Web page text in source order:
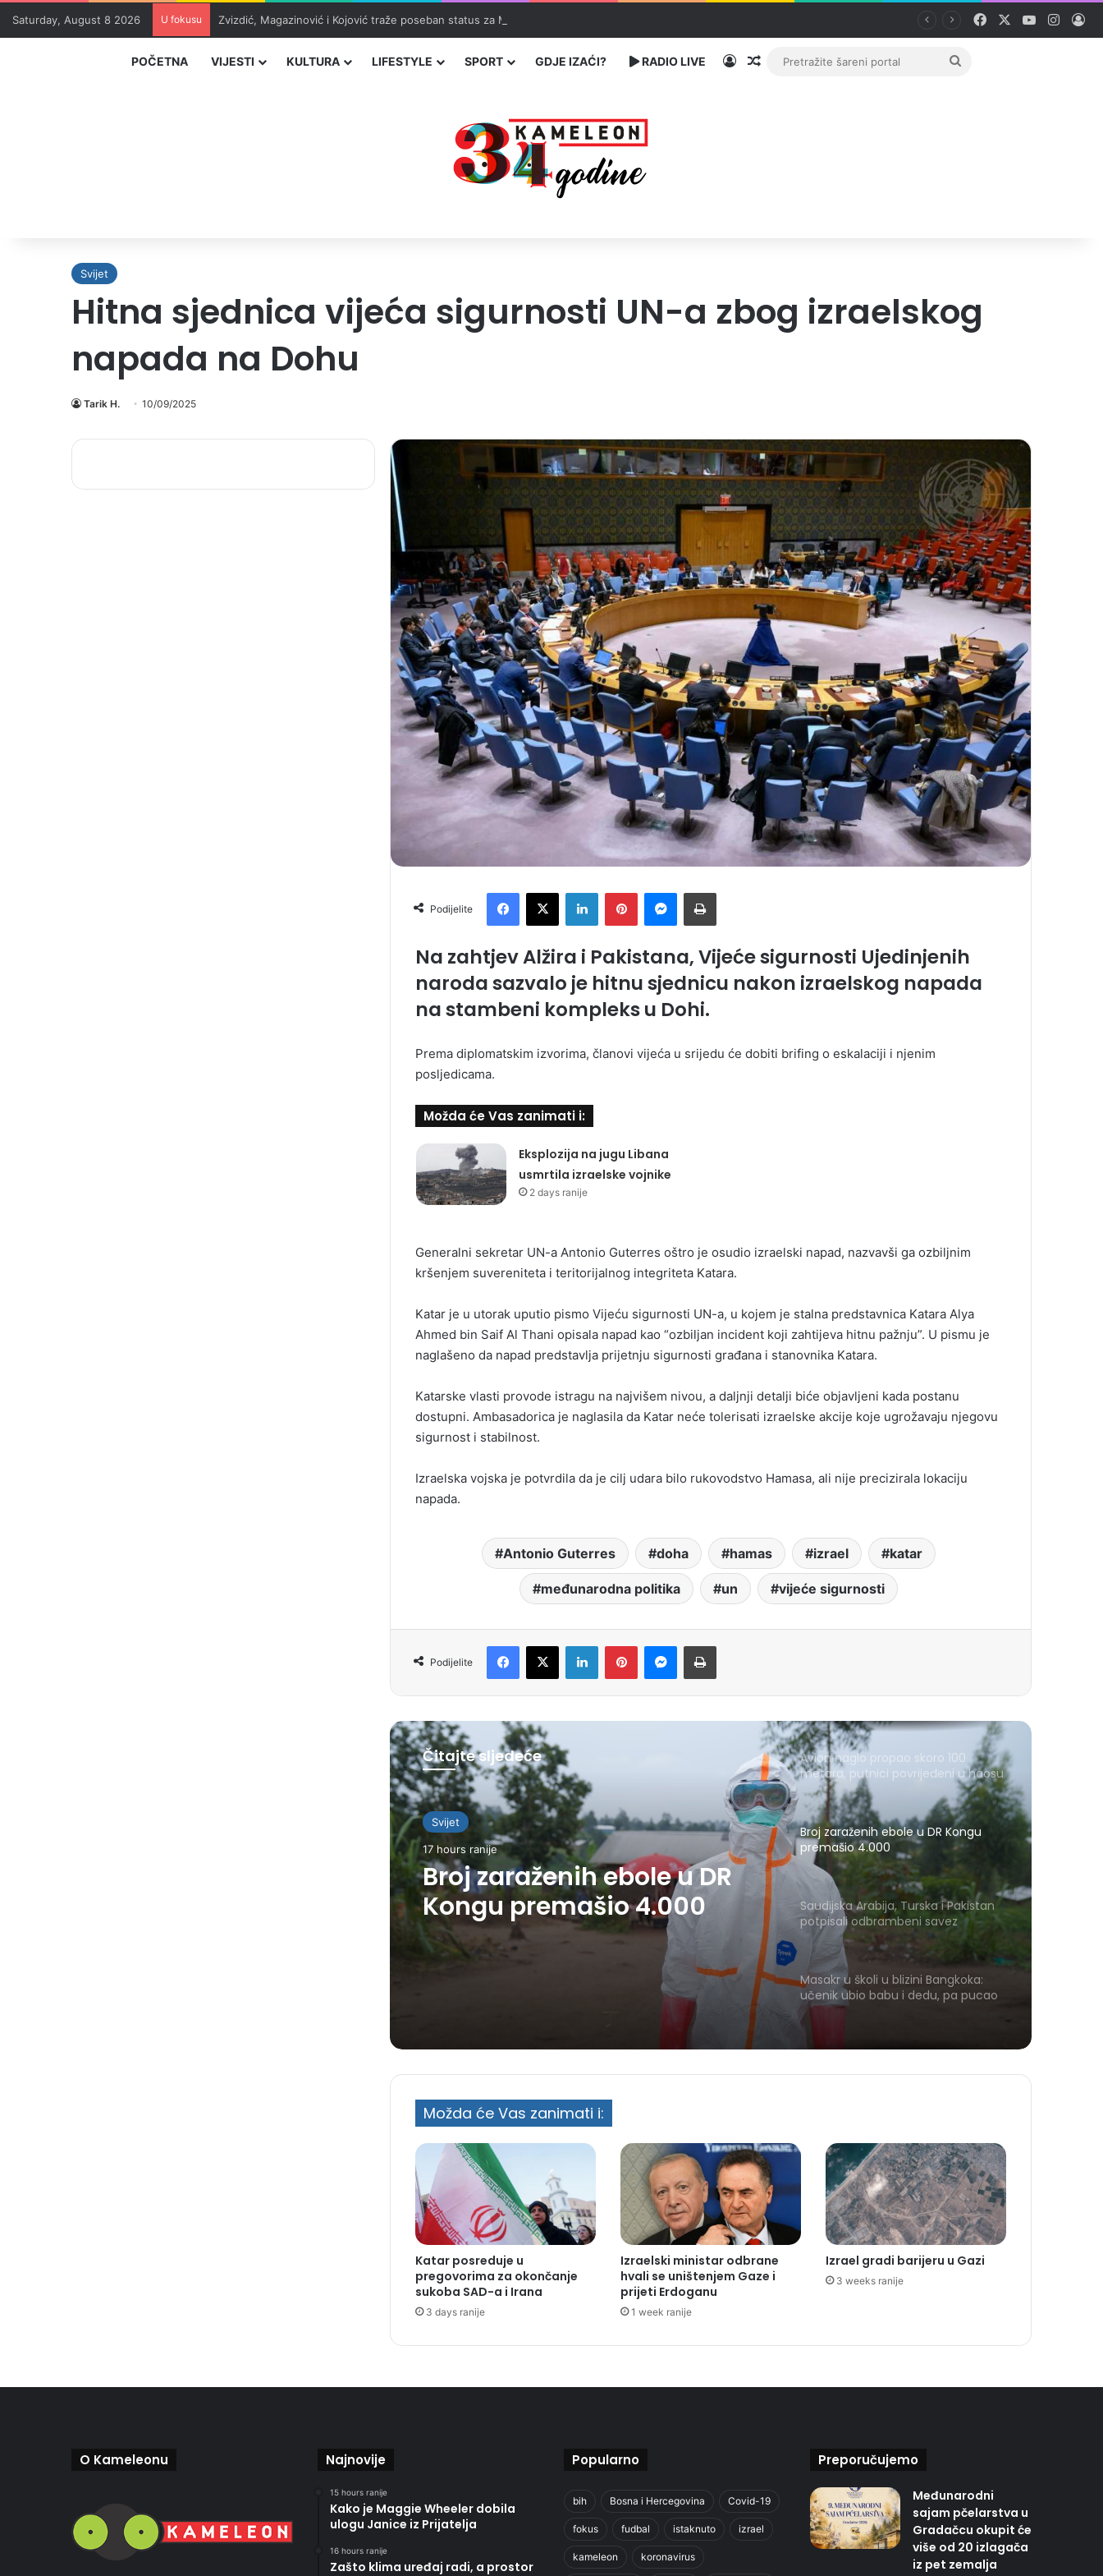
Saturday, August 8 2026 U fokusu Zvizdić, Magazinović i Kojović traže poseban status za Memorijalni centar Srebrenica Facebook YouTube
POČETNA VIJESTI KULTURA LIFESTYLE SPORT GDJE IZAĆI? RADIO LIVE PrijavaRandom članak
Pretražite
Svijet
Hitna sjednica vijeća sigurnosti UN-a zbog izraelskog
napada na Dohu
Tarik H. 10/09/2025
Podijelite
Na zahtjev Alžira i Pakistana, Vijeće sigurnosti Ujedinjenih
naroda sazvalo je hitnu sjednicu nakon izraelskog napada
na stambeni kompleks u Dohi.
Prema diplomatskim izvorima, članovi vijeća u srijedu će dobiti brifing o eskalaciji i njenim
posljedicama.
Možda će Vas zanimati i:
Eksplozija na jugu Libana
usmrtila izraelske vojnike
2 days ranije
Generalni sekretar UN-a Antonio Guterres oštro je osudio izraelski napad, nazvavši ga ozbiljnim
kršenjem suvereniteta i teritorijalnog integriteta Katara.
Katar je u utorak uputio pismo Vijeću sigurnosti UN-a, u kojem je stalna predstavnica Katara Alya
Ahmed bin Saif Al Thani opisala napad kao “ozbiljan incident koji zahtijeva hitnu pažnju”. U pismu je
naglašeno da napad predstavlja prijetnju sigurnosti građana i stanovnika Katara.
Katarske vlasti provode istragu na najvišem nivou, a daljnji detalji biće objavljeni kada postanu
dostupni. Ambasadorica je naglasila da Katar neće tolerisati izraelske akcije koje ugrožavaju njegovu
sigurnost i stabilnost.
Izraelska vojska je potvrdila da je cilj udara bilo rukovodstvo Hamasa, ali nije precizirala lokaciju
napada.
Antonio Guterres doha hamas izrael katar
međunarodna politika un vijeće sigurnosti
Podijelite
Čitajte sljedeće
Svijet
17 hours ranije
Broj zaraženih ebole u DR
Kongu premašio 4.000
Svijet
17 hours ranije
Saudijska Arabija, Turska i
Pakistan potpisali
odbrambeni savez
Avion naglo propao skoro 100
metara, putnici povrijeđeni u haosu
Broj zaraženih ebole u DR Kongu
premašio 4.000
Saudijska Arabija, Turska i Pakistan
potpisali odbrambeni savez
Masakr u školi u blizini Bangkoka:
učenik ubio babu i dedu, pa pucao
na nastavnike i đake
Možda će Vas zanimati i:
Katar posreduje u
pregovorima za okončanje
sukoba SAD-a i Irana
3 days ranije
Izraelski ministar odbrane
hvali se uništenjem Gaze i
prijeti Erdoganu
1 week ranije
Izrael gradi barijeru u Gazi
3 weeks ranije
O Kameleonu Najnovije
15 hours ranije
Kako je Maggie Wheeler dobila
ulogu Janice iz Prijatelja
16 hours ranije
Zašto klima uređaj radi, a prostor
Popularno
bih Bosna i Hercegovina Covid-19
fokus fudbal istaknuto izrael
kameleon koronavirus
Preporučujemo
Međunarodni
sajam pčelarstva u
Gradačcu okupit će
više od 20 izlagača
iz pet zemalja